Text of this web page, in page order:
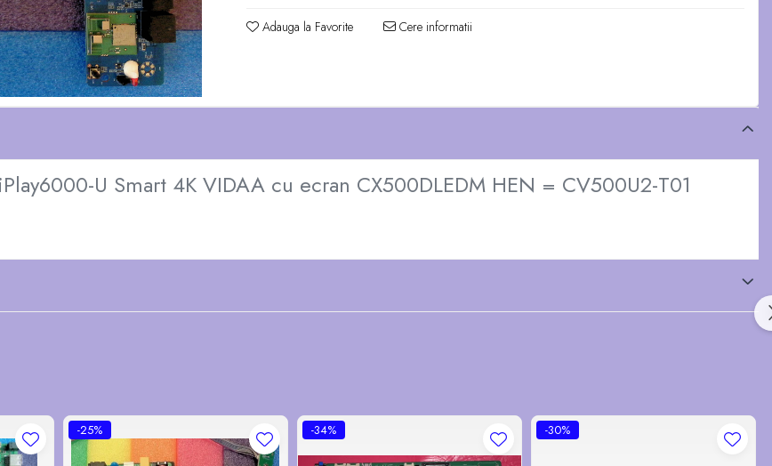
Adauga la Favorite Cere informatii
U Smart 4K VIDAA cu ecran CX500DLEDM HEN = CV500U2-T01
-25% -34% -30%